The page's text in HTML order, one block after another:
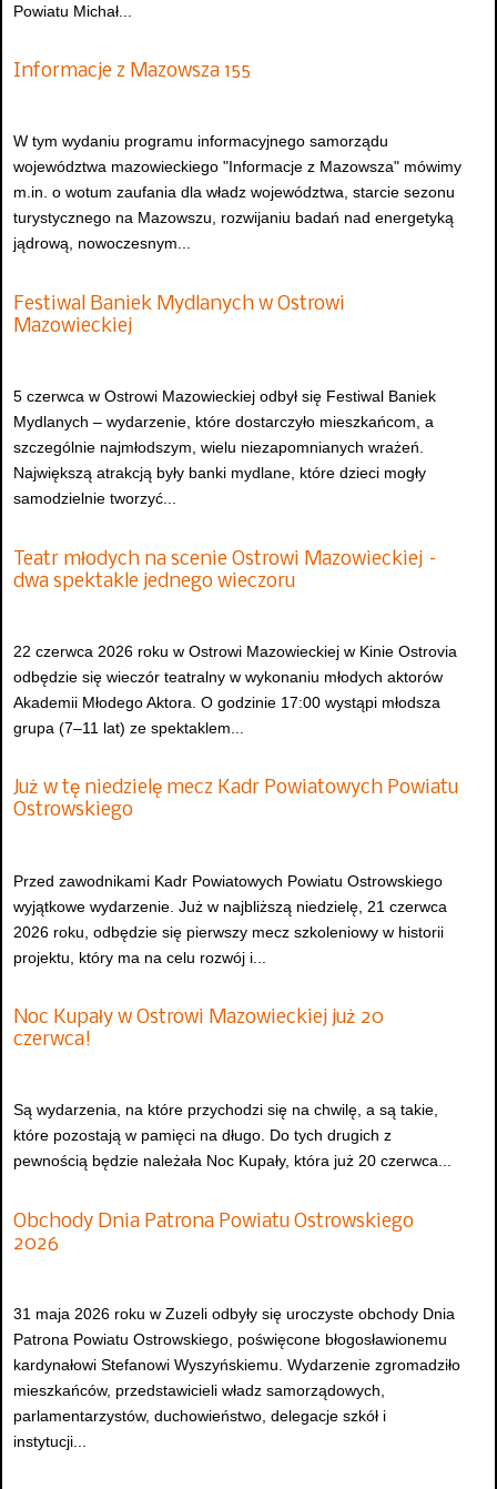
Powiatu Michał...
Informacje z Mazowsza 155
W tym wydaniu programu informacyjnego samorządu
województwa mazowieckiego "Informacje z Mazowsza" mówimy
m.in. o wotum zaufania dla władz województwa, starcie sezonu
turystycznego na Mazowszu, rozwijaniu badań nad energetyką
jądrową, nowoczesnym...
Festiwal Baniek Mydlanych w Ostrowi
Mazowieckiej
5 czerwca w Ostrowi Mazowieckiej odbył się Festiwal Baniek
Mydlanych – wydarzenie, które dostarczyło mieszkańcom, a
szczególnie najmłodszym, wielu niezapomnianych wrażeń.
Największą atrakcją były banki mydlane, które dzieci mogły
samodzielnie tworzyć...
Teatr młodych na scenie Ostrowi Mazowieckiej –
dwa spektakle jednego wieczoru
22 czerwca 2026 roku w Ostrowi Mazowieckiej w Kinie Ostrovia
odbędzie się wieczór teatralny w wykonaniu młodych aktorów
Akademii Młodego Aktora. O godzinie 17:00 wystąpi młodsza
grupa (7–11 lat) ze spektaklem...
Już w tę niedzielę mecz Kadr Powiatowych Powiatu
Ostrowskiego
Przed zawodnikami Kadr Powiatowych Powiatu Ostrowskiego
wyjątkowe wydarzenie. Już w najbliższą niedzielę, 21 czerwca
2026 roku, odbędzie się pierwszy mecz szkoleniowy w historii
projektu, który ma na celu rozwój i...
Noc Kupały w Ostrowi Mazowieckiej już 20
czerwca!
Są wydarzenia, na które przychodzi się na chwilę, a są takie,
które pozostają w pamięci na długo. Do tych drugich z
pewnością będzie należała Noc Kupały, która już 20 czerwca...
Obchody Dnia Patrona Powiatu Ostrowskiego
2026
31 maja 2026 roku w Zuzeli odbyły się uroczyste obchody Dnia
Patrona Powiatu Ostrowskiego, poświęcone błogosławionemu
kardynałowi Stefanowi Wyszyńskiemu. Wydarzenie zgromadziło
mieszkańców, przedstawicieli władz samorządowych,
parlamentarzystów, duchowieństwo, delegacje szkół i
instytucji...